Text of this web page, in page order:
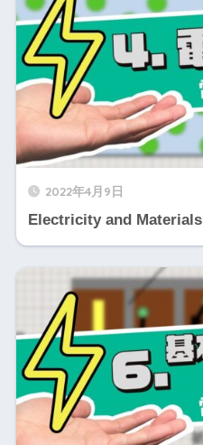
2022年4月9日
Electricity and Materials